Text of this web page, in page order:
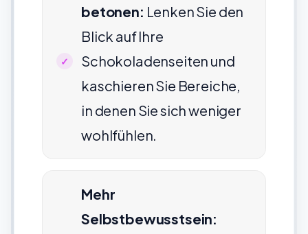
betonen: Lenken Sie den
Blick auf Ihre
Schokoladenseiten und
kaschieren Sie Bereiche,
in denen Sie sich weniger
wohlfühlen.
Mehr
Selbstbewusstsein: